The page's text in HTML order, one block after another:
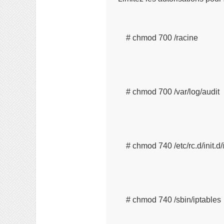
# chmod 700 /racine
# chmod 700 /var/log/audit
# chmod 740 /etc/rc.d/
# chmod 740 /sbin/iptables